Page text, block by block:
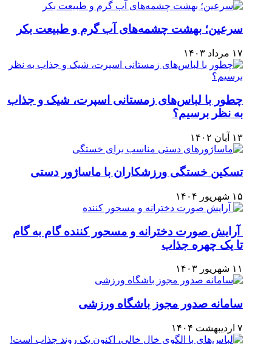
سرعین؛ بهشت چشمه‌های آب گرم و طبیعت بکر
۱۷ مرداد ۱۴۰۳
چطور با لباس‌های زمستانی اسپرت، شیک و جذاب
به نظر برسیم؟
۱۳ آبان ۱۴۰۲
تسکین خستگی ورزشکاران با ماساژور دستی
۱۵ شهریور ۱۴۰۴
آرایش صورت دخترانه و مسحور کننده گام به گام
تا یک چهره جذاب
۱۱ شهریور ۱۴۰۳
سامانه صدور مجوز باشگاه ورزشی
۷ اردیبهشت ۱۴۰۴